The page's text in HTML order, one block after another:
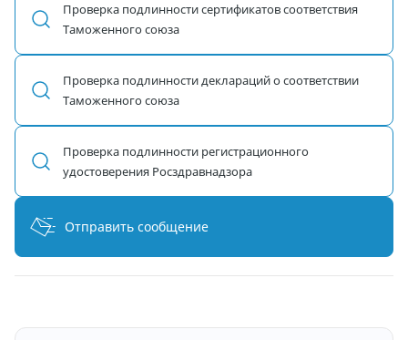
Проверка подлинности сертификатов соответствия
Таможенного союза
Проверка подлинности деклараций о соответствии
Таможенного союза
Проверка подлинности регистрационного
удостоверения Росздравнадзора
Отправить сообщение